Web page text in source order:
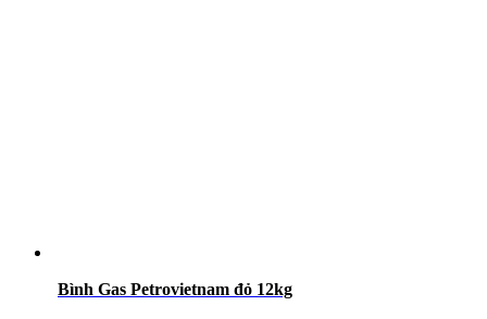
Bình Gas Petrovietnam đỏ 12kg